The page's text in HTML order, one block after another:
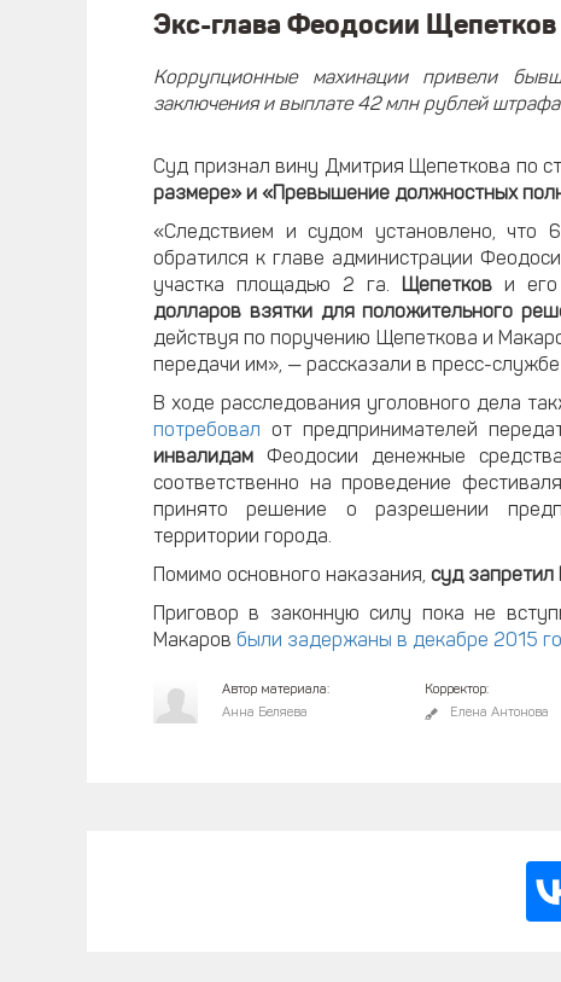
Экс-глава Феодосии Щепетков
Коррупционные махинации привели
заключения и выплате 42 млн рублей
Суд признал вину Дмитрия Щепеткова по
размере» и «Превышение должностных
«Следствием и судом установлено, что
обратился к главе администрации
участка площадью 2 га.
Щепетков и
долларов взятки для положительного
действуя по поручению Щепеткова и
передачи им», — рассказали в пресс-
В ходе расследования уголовного дела
потребовал от предпринимателей
инвалидам Феодосии денежные
соответственно на проведение
принято решение о разрешении
территории города.
Помимо основного наказания, суд запретил
Приговор в законную силу пока не
Макаров были задержаны в декабре 2015
Автор материала:
Анна Беляева
Корректор:
Елена Антонова